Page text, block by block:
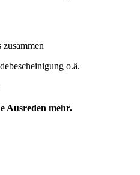
o.ä.
Ausreden mehr.